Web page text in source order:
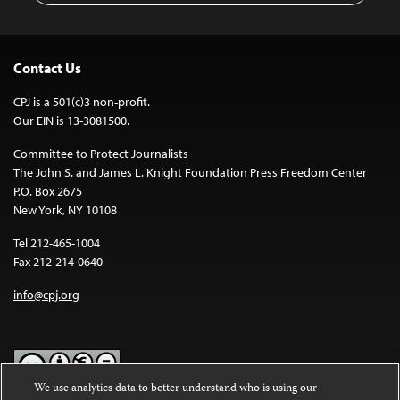
Contact Us
CPJ is a 501(c)3 non-profit.
Our EIN is 13-3081500.
Committee to Protect Journalists
The John S. and James L. Knight Foundation Press Freedom Center
P.O. Box 2675
New York, NY 10108
Tel 212-465-1004
Fax 212-214-0640
info@cpj.org
We use analytics data to better understand who is using our